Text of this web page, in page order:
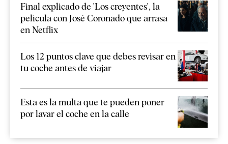
Final explicado de 'Los creyentes', la
película con José Coronado que arrasa
en Netflix
Los 12 puntos clave que debes revisar en
tu coche antes de viajar
Esta es la multa que te pueden poner
por lavar el coche en la calle